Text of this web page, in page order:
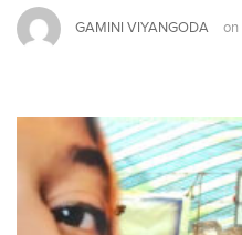
GAMINI VIYANGODA on